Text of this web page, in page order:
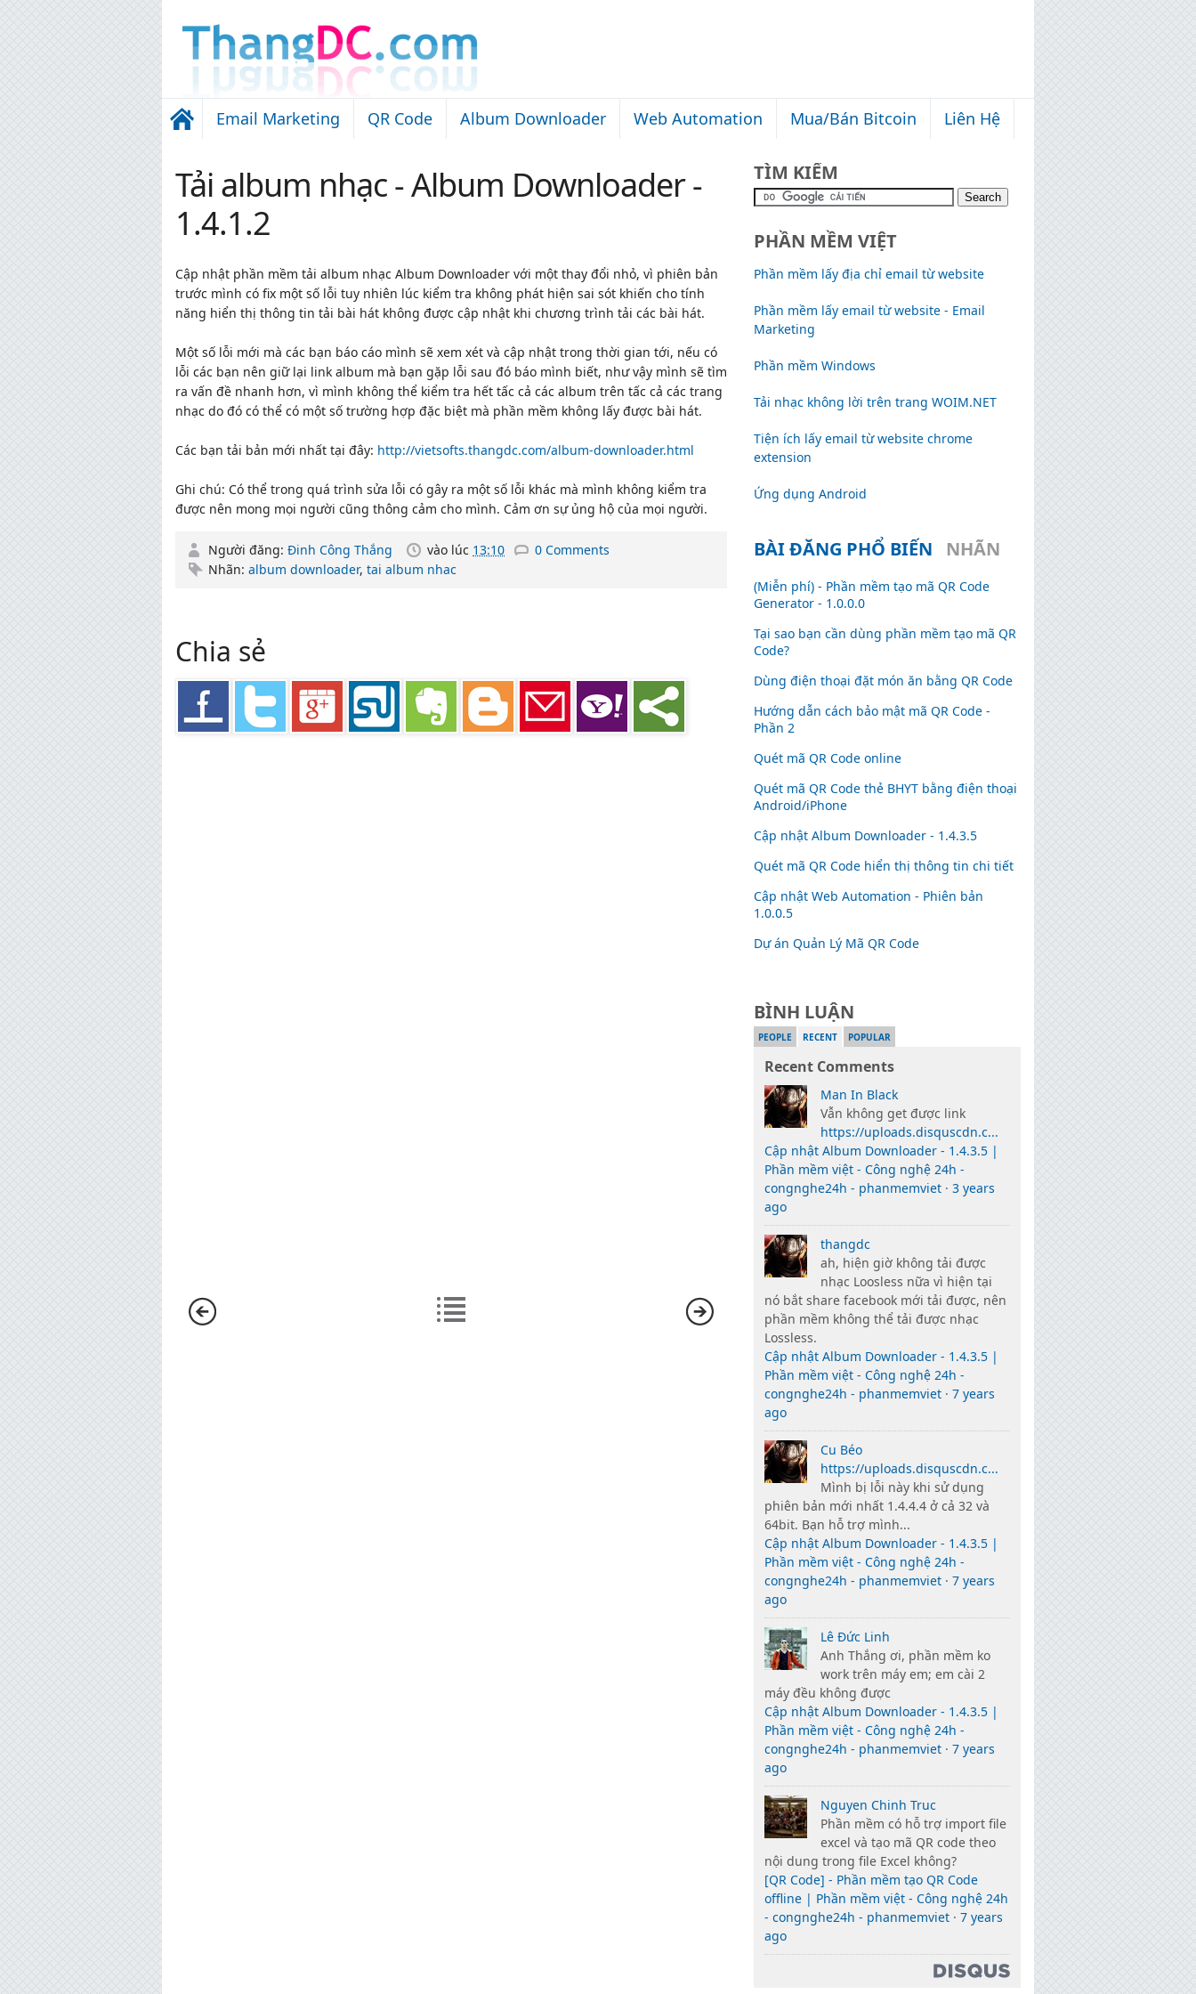
Email Marketing QR Code Album Downloader Web Automation Mua/Bán Bitcoin Liên Hệ
Tải album nhạc - Album Downloader -
1.4.1.2
Cập nhật phần mềm tải album nhạc Album Downloader với một thay đổi nhỏ, vì phiên bản
trước mình có fix một số lỗi tuy nhiên lúc kiểm tra không phát hiện sai sót khiến cho tính
năng hiển thị thông tin tải bài hát không được cập nhật khi chương trình tải các bài hát.
Một số lỗi mới mà các bạn báo cáo mình sẽ xem xét và cập nhật trong thời gian tới, nếu có
lỗi các bạn nên giữ lại link album mà bạn gặp lỗi sau đó báo mình biết, như vậy mình sẽ tìm
ra vấn đề nhanh hơn, vì mình không thể kiểm tra hết tấc cả các album trên tấc cả các trang
nhạc do đó có thể có một số trường hợp đặc biệt mà phần mềm không lấy được bài hát.
Các bạn tải bản mới nhất tại đây: http://vietsofts.thangdc.com/album-downloader.html
Ghi chú: Có thể trong quá trình sửa lỗi có gây ra một số lỗi khác mà mình không kiểm tra
được nên mong mọi người cũng thông cảm cho mình. Cảm ơn sự ủng hộ của mọi người.
Người đăng: Đinh Công Thắng vào lúc 13:10
0 Comments
Nhãn: album downloader, tai album nhac
Chia sẻ
TÌM KIẾM
PHẦN MỀM VIỆT
Phần mềm lấy địa chỉ email từ website
Phần mềm lấy email từ website - Email
Marketing
Phần mềm Windows
Tải nhạc không lời trên trang WOIM.NET
Tiện ích lấy email từ website chrome
extension
Ứng dụng Android
BÀI ĐĂNG PHỔ BIẾN NHÃN
(Miễn phí) - Phần mềm tạo mã QR Code
Generator - 1.0.0.0
Tại sao bạn cần dùng phần mềm tạo mã QR
Code?
Dùng điện thoại đặt món ăn bằng QR Code
Hướng dẫn cách bảo mật mã QR Code -
Phần 2
Quét mã QR Code online
Quét mã QR Code thẻ BHYT bằng điện thoại
Android/iPhone
Cập nhật Album Downloader - 1.4.3.5
Quét mã QR Code hiển thị thông tin chi tiết
Cập nhật Web Automation - Phiên bản
1.0.0.5
Dự án Quản Lý Mã QR Code
BÌNH LUẬN
PEOPLE RECENT POPULAR
Recent Comments
Man In Black
Vẫn không get được link
https://uploads.disquscdn.c...
Cập nhật Album Downloader - 1.4.3.5 |
Phần mềm việt - Công nghệ 24h -
congnghe24h - phanmemviet · 3 years
ago
thangdc
ah, hiện giờ không tải được
nhạc Loosless nữa vì hiện tại
nó bắt share facebook mới tải được, nên
phần mềm không thể tải được nhạc
Lossless.
Cập nhật Album Downloader - 1.4.3.5 |
Phần mềm việt - Công nghệ 24h -
congnghe24h - phanmemviet · 7 years
ago
Cu Béo
https://uploads.disquscdn.c...
Mình bị lỗi này khi sử dụng
phiên bản mới nhất 1.4.4.4 ở cả 32 và
64bit. Bạn hỗ trợ mình...
Cập nhật Album Downloader - 1.4.3.5 |
Phần mềm việt - Công nghệ 24h -
congnghe24h - phanmemviet · 7 years
ago
Lê Đức Linh
Anh Thắng ơi, phần mềm ko
work trên máy em; em cài 2
máy đều không được
Cập nhật Album Downloader - 1.4.3.5 |
Phần mềm việt - Công nghệ 24h -
congnghe24h - phanmemviet · 7 years
ago
Nguyen Chinh Truc
Phần mềm có hỗ trợ import file
excel và tạo mã QR code theo
nội dung trong file Excel không?
[QR Code] - Phần mềm tạo QR Code
offline | Phần mềm việt - Công nghệ 24h
- congnghe24h - phanmemviet · 7 years
ago